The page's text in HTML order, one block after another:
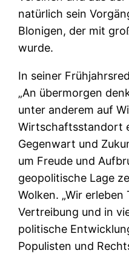
natürlich sein
Blonigen, der mit
wurde.
In seiner
„An übermorgen
unter anderem auf
Wirtschaftsstandort
Gegenwart und
um Freude und
geopolitische Lage
Wolken. „Wir erleben
Vertreibung und in
politische
Populisten und